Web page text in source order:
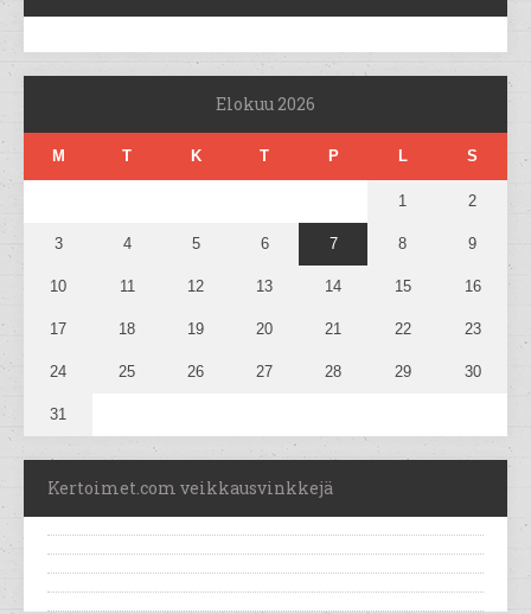
Elokuu 2026
M T K T P L S
1 2
3 4 5 6 7 8 9
10 11 12 13 14 15 16
17 18 19 20 21 22 23
24 25 26 27 28 29 30
31
Kertoimet.com veikkausvinkkejä